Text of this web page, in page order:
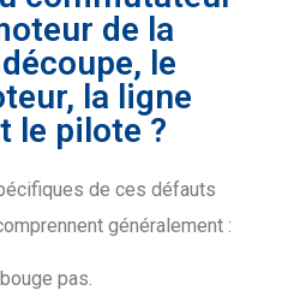
de la
le
la ligne
le pilote ?
de ces défauts
généralement :
pas.